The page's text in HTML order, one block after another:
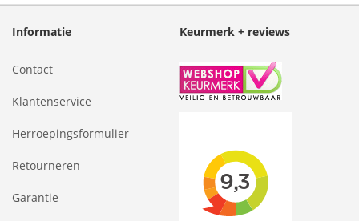
Informatie
Contact
Klantenservice
Herroepingsformulier
Retourneren
Garantie
Keurmerk + reviews